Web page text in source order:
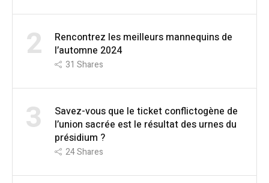
2
Rencontrez les meilleurs mannequins de
l’automne 2024
31 Shares
3
Savez-vous que le ticket conflictogène de
l’union sacrée est le résultat des urnes du
présidium ?
24Shares